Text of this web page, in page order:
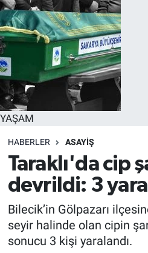
YAŞAM
HABERLER ASAYİŞ
Taraklı'da cip
devrildi: 3
Bilecik’in Gölpazarı
seyir halinde olan cipin
sonucu 3 kişi yaralandı.